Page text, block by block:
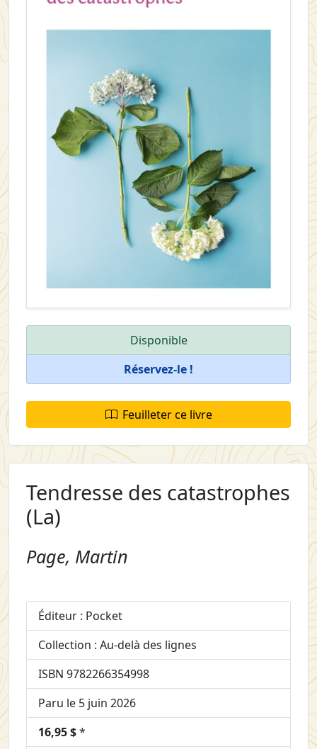
Disponible
Réservez-le !
Feuilleter ce livre
Tendresse des catastrophes
(La)
Page, Martin
Éditeur : Pocket
Collection : Au-delà des lignes
ISBN 9782266354998
Paru le 5 juin 2026
16,95 $*